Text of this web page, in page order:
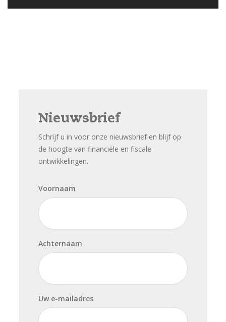
Nieuwsbrief
Schrijf u in voor onze nieuwsbrief en blijf op
de hoogte van financiële en fiscale
ontwikkelingen.
Voornaam
Achternaam
Uw e-mailadres